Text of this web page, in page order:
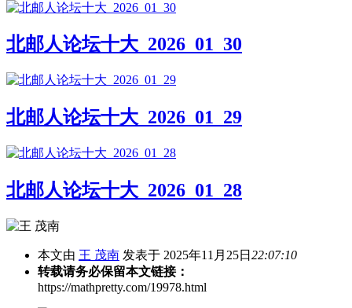
北邮人论坛十大_2026_01_30
北邮人论坛十大_2026_01_29
北邮人论坛十大_2026_01_28
本文由 王 茂南 发表于 2025年11月25日 22:07:10
转载请务必保留本文链接：
https://mathpretty.com/19978.html